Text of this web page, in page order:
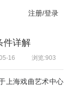
注册/登录
件详解
浏览:903
16
上海戏曲艺术中心